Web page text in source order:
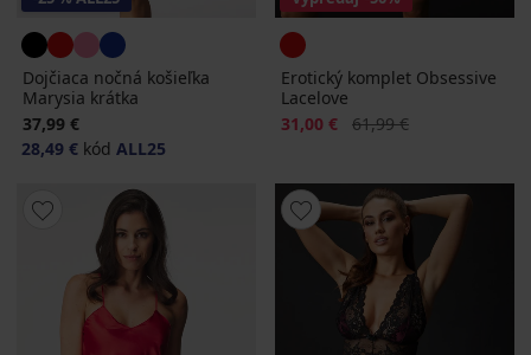
Dojčiaca nočná košieľka
Marysia krátka
37,99 €
28,49 € kód ALL25
Erotický komplet Obsessive
Lacelove
Zľava
31,00 € Pôvodná cena
61,99 €